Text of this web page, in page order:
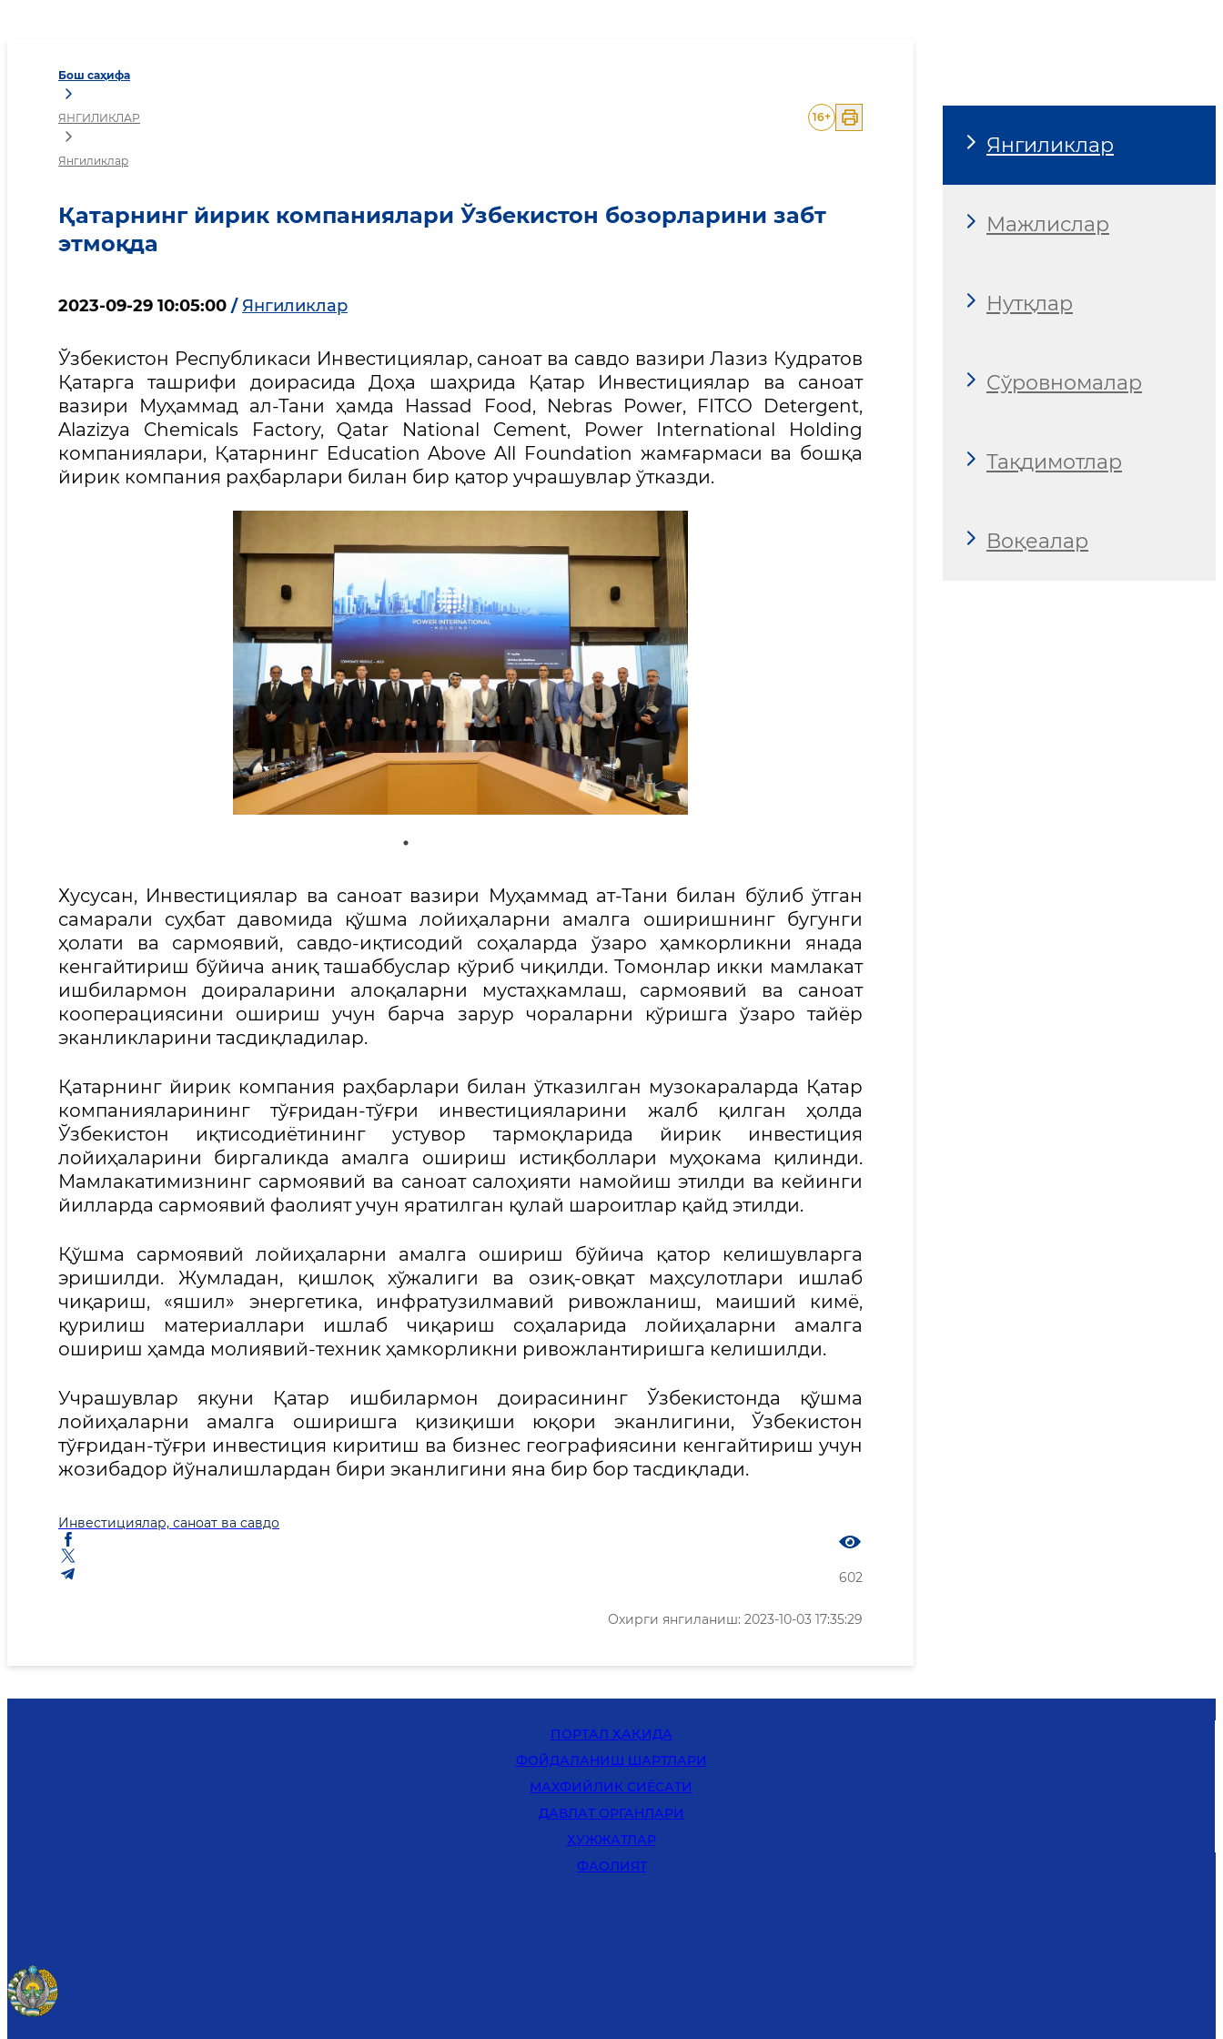
Бош саҳифа
ЯНГИЛИКЛАР
Янгиликлар
16+
Қатарнинг йирик компаниялари Ўзбекистон бозорларини забт
этмоқда
2023-09-29 10:05:00 / Янгиликлар
Ўзбекистон Республикаси Инвестициялар, саноат ва савдо вазири Лазиз Кудратов
Қатарга ташрифи доирасида Доҳа шаҳрида Қатар Инвестициялар ва саноат
вазири Муҳаммад ал-Тани ҳамда Hassad Food, Nebras Power, FITCO Detergent,
Alazizya Chemicals Factory, Qatar National Cement, Power International Holding
компаниялари, Қатарнинг Education Above All Foundation жамғармаси ва бошқа
йирик компания раҳбарлари билан бир қатор учрашувлар ўтказди.
Хусусан, Инвестициялар ва саноат вазири Муҳаммад ат-Тани билан бўлиб ўтган
самарали суҳбат давомида қўшма лойиҳаларни амалга оширишнинг бугунги
ҳолати ва сармоявий, савдо-иқтисодий соҳаларда ўзаро ҳамкорликни янада
кенгайтириш бўйича аниқ ташаббуслар кўриб чиқилди. Томонлар икки мамлакат
ишбилармон доираларини алоқаларни мустаҳкамлаш, сармоявий ва саноат
кооперациясини ошириш учун барча зарур чораларни кўришга ўзаро тайёр
эканликларини тасдиқладилар.
Қатарнинг йирик компания раҳбарлари билан ўтказилган музокараларда Қатар
компанияларининг тўғридан-тўғри инвестицияларини жалб қилган ҳолда
Ўзбекистон иқтисодиётининг устувор тармоқларида йирик инвестиция
лойиҳаларини биргаликда амалга ошириш истиқболлари муҳокама қилинди.
Мамлакатимизнинг сармоявий ва саноат салоҳияти намойиш этилди ва кейинги
йилларда сармоявий фаолият учун яратилган қулай шароитлар қайд этилди.
Қўшма сармоявий лойиҳаларни амалга ошириш бўйича қатор келишувларга
эришилди. Жумладан, қишлоқ хўжалиги ва озиқ-овқат маҳсулотлари ишлаб
чиқариш, «яшил» энергетика, инфратузилмавий ривожланиш, маиший кимё,
қурилиш материаллари ишлаб чиқариш соҳаларида лойиҳаларни амалга
ошириш ҳамда молиявий-техник ҳамкорликни ривожлантиришга келишилди.
Учрашувлар якуни Қатар ишбилармон доирасининг Ўзбекистонда қўшма
лойиҳаларни амалга оширишга қизиқиши юқори эканлигини, Ўзбекистон
тўғридан-тўғри инвестиция киритиш ва бизнес географиясини кенгайтириш учун
жозибадор йўналишлардан бири эканлигини яна бир бор тасдиқлади.
Инвестициялар, саноат ва савдо
602
Охирги янгиланиш: 2023-10-03 17:35:29
Янгиликлар
Мажлислар
Нутқлар
Сўровномалар
Тақдимотлар
Воқеалар
ПОРТАЛ ҲАҚИДА
ФОЙДАЛАНИШ ШАРТЛАРИ
MАХФИЙЛИК СИЁСАТИ
ДАВЛАТ ОРГАНЛАРИ
ҲУЖЖАТЛАР
ФАОЛИЯТ